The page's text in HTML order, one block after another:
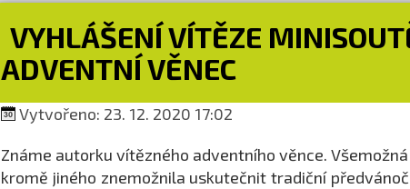
VYHLÁŠENÍ VÍTĚZE
ADVENTNÍ VĚNEC
Vytvořeno: 23. 12. 2020 17:02
Známe autorku vítězného adventního věnce.
kromě jiného znemožnila uskutečnit tradiční